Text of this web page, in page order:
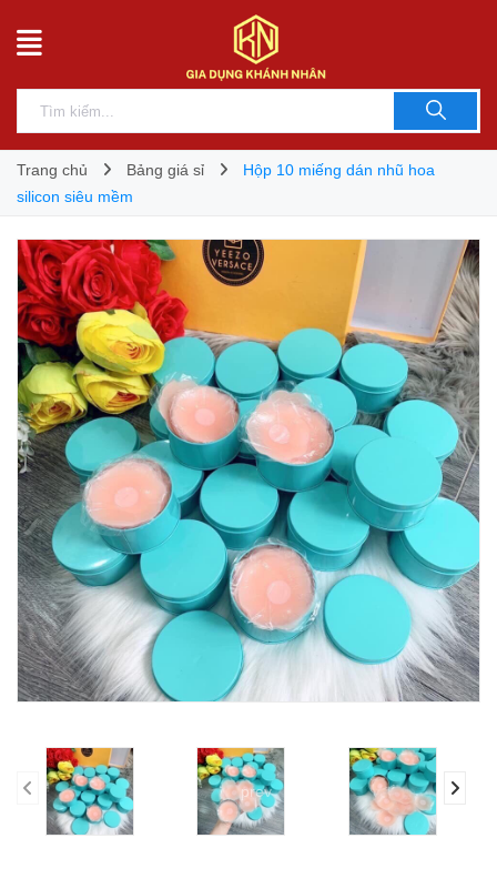
Trang chủ Bảng giá sỉ
Hộp 10 miếng dán nhũ hoa
silicon siêu mềm
prev